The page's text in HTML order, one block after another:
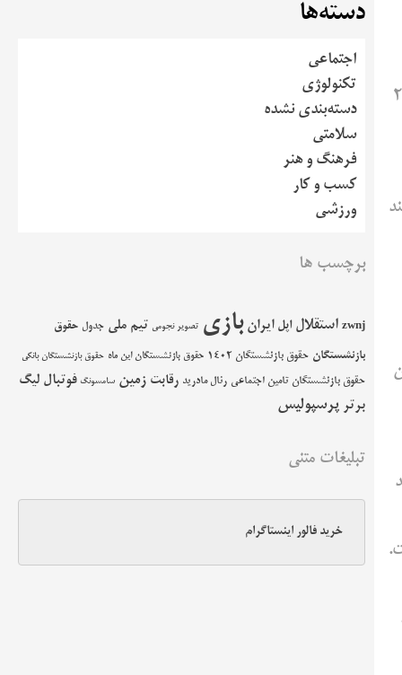
نخبگان (2026
1+1 خواهد
دسته‌ها
اجتماعی
تکنولوژی
دسته‌بندی نشده
سلامتی
فرهنگ و هنر
کسب و کار
ورزشی
برچسب ها
zwnj استقلال اپل ایران بازی تصویر نجومی تیم ملی جدول حقوق
بازنشستگان حقوق بازنشستگان 1402 حقوق بازنشستگان این ماه حقوق بازنشستگان بانکی
حقوق بازنشستگان تامین اجتماعی رئال مادرید رقابت زمین سامسونگ فوتبال لیگ
برتر پرسپولیس
تبلیغات متنی
خرید فالور اینستاگرام